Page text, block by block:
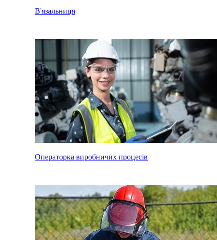
В'язальниця
Операторка виробничих процесів